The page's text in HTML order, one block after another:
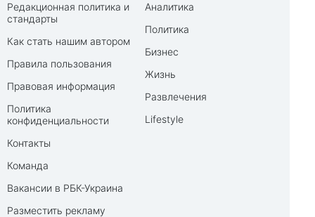
Редакционная политика и
стандарты
Как стать нашим автором
Правила пользования
Правовая информация
Политика
конфиденциальности
Контакты
Команда
Вакансии в РБК-Украина
Разместить рекламу
Аналитика
Политика
Бизнес
Жизнь
Развлечения
Lifestyle